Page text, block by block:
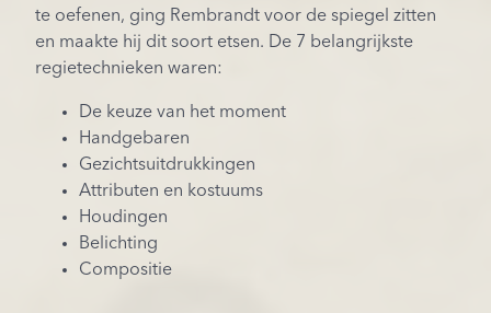
te oefenen, ging Rembrandt voor de spiegel zitten
en maakte hij dit soort etsen. De 7 belangrijkste
regietechnieken waren:
De keuze van het moment
Handgebaren
Gezichtsuitdrukkingen
Attributen en kostuums
Houdingen
Belichting
Compositie